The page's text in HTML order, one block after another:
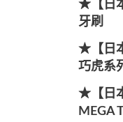
★【日
牙刷
★【日
巧虎系
★【日
MEGA